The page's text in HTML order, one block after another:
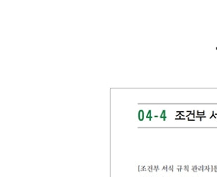
하면 된다! } 이름 상자에서
하면 된다! } 상수(숫자, 텍스
하면 된다! } 수식에 이름 붙